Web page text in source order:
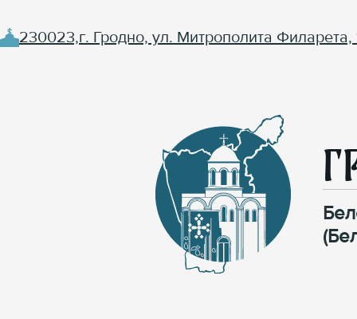
230023,г. Гродно, ул. Митрополита Филарета,